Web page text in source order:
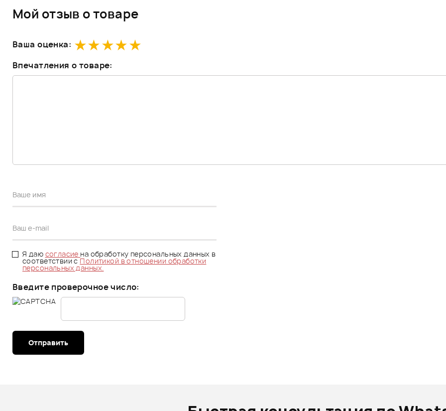
Мой отзыв о товаре
Ваша оценка:
Впечатления о товаре:
Я даю согласие на обработку персональных данных в
соответствии сПолитикой в отношении обработки
персональных данных.
Введите проверочное число:
Отправить